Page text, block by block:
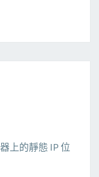
上的靜態 IP 位